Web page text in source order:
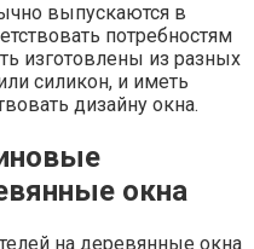
выпускаются в
потребностям
изготовлены из разных
силикон, и иметь
дизайну окна.​
окна
на деревянные окна